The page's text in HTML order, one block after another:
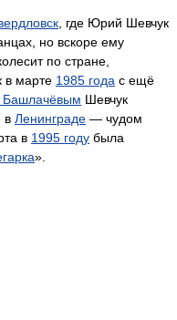
, где Юрий Шевчук
но вскоре ему
по стране,
в марте 1985 года с ещё
Башлачёвым Шевчук
в Ленинграде — чудом
в 1995 году была
».